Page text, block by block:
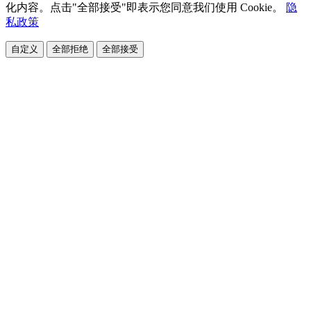
化内容。点击"全部接受"即表示您同意我们使用 Cookie。
隐
私政策
自定义 全部拒绝 全部接受